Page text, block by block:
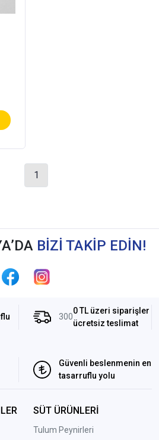
1
BİZİ TAKİP EDİN!
300
0 TL üzeri siparişler
ücretsiz teslimat
Güvenli beslenmenin en
tasarruflu yolu
SÜT ÜRÜNLERİ
Tulum Peynirleri